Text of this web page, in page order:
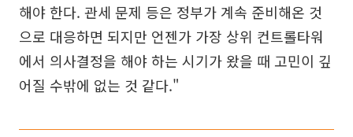
해야 한다. 관세 문제 등은 정부가 계속 준비해온 것
으로 대응하면 되지만 언젠가 가장 상위 컨트롤타워
에서 의사결정을 해야 하는 시기가 왔을 때 고민이 깊
어질 수밖에 없는 것 같다."